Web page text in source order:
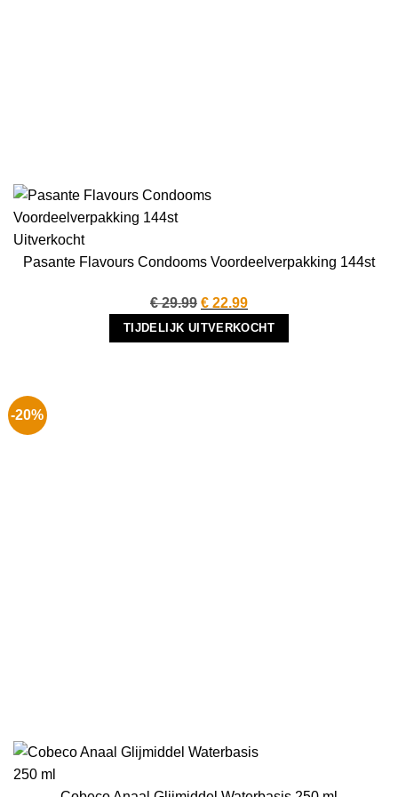
Uitverkocht
Pasante Flavours Condooms Voordeelverpakking 144st
€29.99 Oorspronkelijke
prijs
was:
€ 22.99Huidige
prijs
is:
TIJDELIJK UITVERKOCHT
-20%